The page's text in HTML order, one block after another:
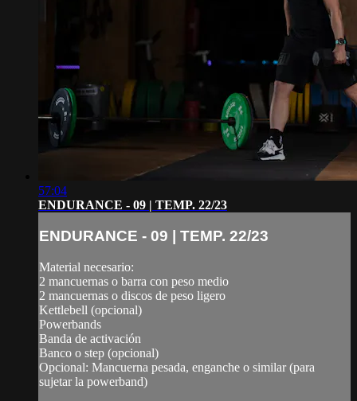
57:04
ENDURANCE - 09 | TEMP. 22/23
ENDURANCE - 09 | TEMP. 22/23
Material necesario:
2 mancuernas o barra con peso medio
2 mancuernas o discos de peso ligero
Kettlebell (opcional)
Powerbands
Banda de activación
Banco o step (opcional)
Opcional: Mancuerna pesada, enganche o similar (para
sujetar la powerband)